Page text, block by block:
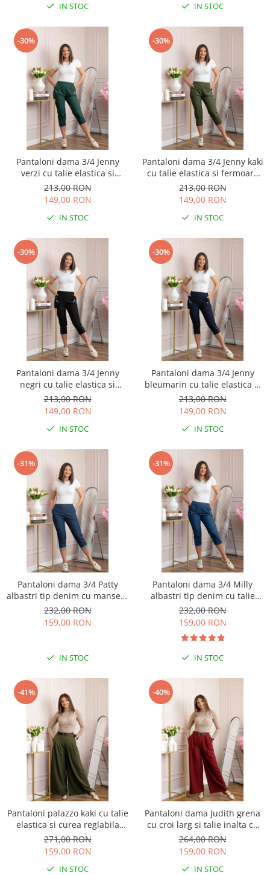
IN STOC IN STOC
-30%
Pantaloni dama 3/4 Jenny
verzi cu talie elastica si
fermoare decorative
213,00 RON
149,00 RON
IN STOC
-30%
Pantaloni dama 3/4 Jenny kaki
cu talie elastica si fermoare
decorative
213,00 RON
149,00 RON
IN STOC
-30%
Pantaloni dama 3/4 Jenny
negri cu talie elastica si
fermoare decorative
213,00 RON
149,00 RON
IN STOC
-30%
Pantaloni dama 3/4 Jenny
bleumarin cu talie elastica si
fermoare decorative
213,00 RON
149,00 RON
IN STOC
-31%
Pantaloni dama 3/4 Patty
albastri tip denim cu manseta
reglabila si talie elastica
232,00 RON
159,00 RON
IN STOC
-31%
Pantaloni dama 3/4 Milly
albastri tip denim cu talie
elastica si buzunare
232,00 RON
159,00 RON
IN STOC
-41%
Pantaloni palazzo kaki cu talie
elastica si curea reglabila
Savannah
271,00 RON
159,00 RON
IN STOC
-40%
Pantaloni dama Judith grena
cu croi larg si talie inalta cu
curea
264,00 RON
159,00 RON
IN STOC